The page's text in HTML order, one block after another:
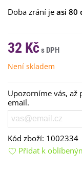
Doba zrání je asi 80
32 Kč
Není skladem
Upozorníme vás, až
email.
Kód zboží: 1002334
Přidat k